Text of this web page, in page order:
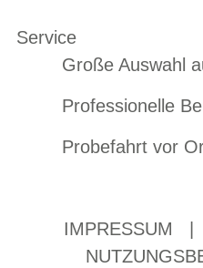
Service
Große Auswahl
Professionelle
Probefahrt vor
IMPRESSUM